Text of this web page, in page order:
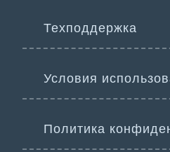
Техподдержка
Условия
Политика